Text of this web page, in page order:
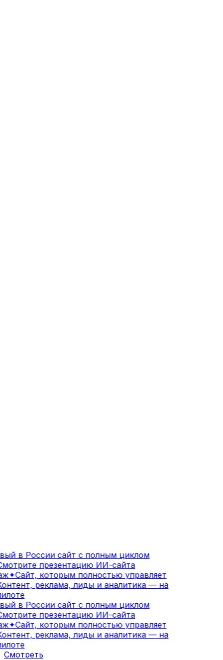
в России сайт с полным циклом
презентацию ИИ-сайта
✦Сайт, которым полностью управляет
реклама, лиды и аналитика — на
в России сайт с полным циклом
презентацию ИИ-сайта
✦Сайт, которым полностью управляет
реклама, лиды и аналитика — на
Смотреть